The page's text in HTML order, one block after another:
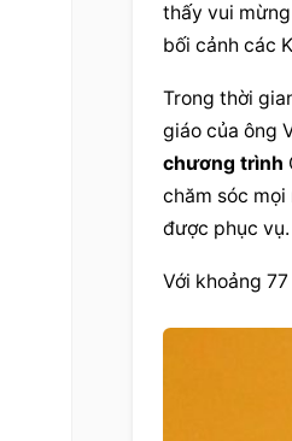
thấy vui
bối cảnh các
Trong thời
chương trình
chăm sóc
được phục vụ.
Với khoảng